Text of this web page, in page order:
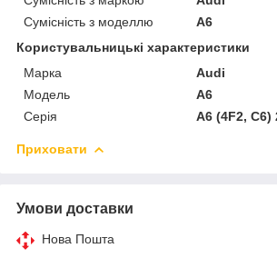
Сумісність з моделлю
A6
Користувальницькі характеристики
Марка
Audi
Модель
A6
Серія
A6 (4F2, C6)
Приховати
Умови доставки
Нова Пошта